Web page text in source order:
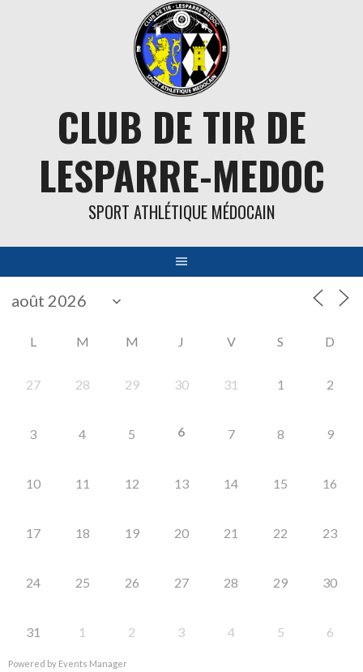
CLUB DE TIR DE
LESPARRE-MEDOC
SPORT ATHLÉTIQUE MÉDOCAIN
L M M J V S D
27 28 29 30 31 1 2
3 4 5 6 7 8 9
10 11 12 13 14 15 16
17 18 19 20 21 22 23
24 25 26 27 28 29 30
31 1 2 3 4 5 6
Powered by Events Manager